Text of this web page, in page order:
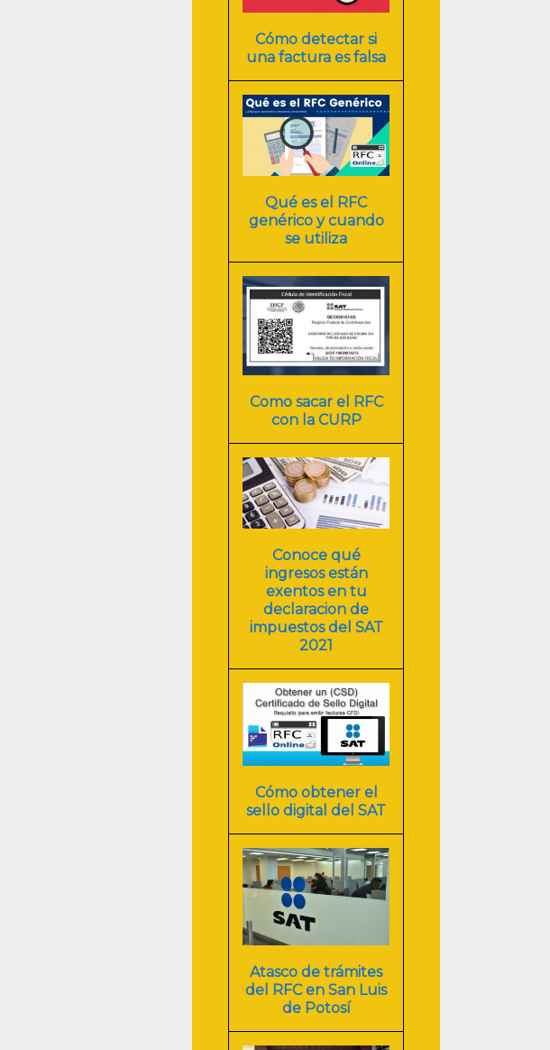
Cómo detectar si
una factura es falsa
Qué es el RFC
genérico y cuando
se utiliza
Como sacar el RFC
con la CURP
Conoce qué
ingresos están
exentos en tu
declaracion de
impuestos del SAT
2021
Cómo obtener el
sello digital del SAT
Atasco de trámites
del RFC en San Luis
de Potosí